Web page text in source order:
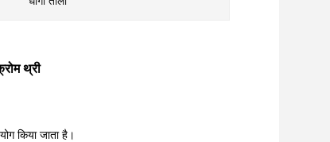
थ्री
किया जाता है।